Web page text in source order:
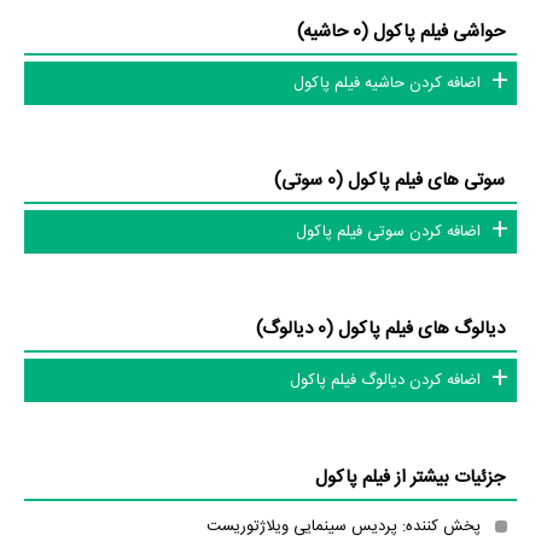
12 عدد، گردآوری و درج شده است. همچنین تاکنون در بخش‌های ویدئو و تیزر
فیلم پاکول، حواشی فیلم پاکول، دیالوگ برتر فیلم پاکول، سوتی فیلم پاکول و
بانک اطلاعات هنرمندان و آثار سینما، تلویزیون و تئاتر را کامل و کامل‌تر کنیم.
حواشی فیلم پاکول (0 حاشیه)
اضافه کردن حاشیه فیلم پاکول
سوتی های فیلم پاکول (0 سوتی)
اضافه کردن سوتی فیلم پاکول
دیالوگ های فیلم پاکول (0 دیالوگ)
اضافه کردن دیالوگ فیلم پاکول
جزئیات بیشتر از فیلم پاکول
پخش کننده: پردیس سینمایی ویلاژتوریست